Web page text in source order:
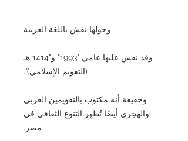
وحولها نقش باللغة العربية
وقد نقش عليها عامي "1993" و"1414 هـ
(التقويم الإسلامي)".
وحقيقة أنه مكتوب بالتقويمين الغربي
والهجري أيضًا تُظهر التنوع الثقافي في
مصر.